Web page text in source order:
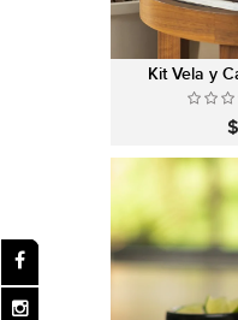
Kit Vela y